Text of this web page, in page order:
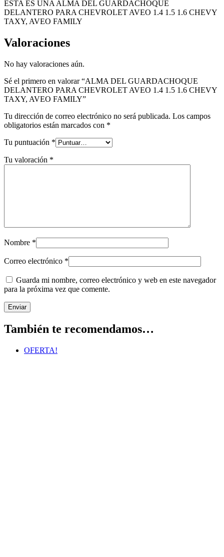
ESTA ES UNA ALMA DEL GUARDACHOQUE
DELANTERO PARA CHEVROLET AVEO 1.4 1.5 1.6 CHEVY
TAXY, AVEO FAMILY
Valoraciones
No hay valoraciones aún.
Sé el primero en valorar “ALMA DEL GUARDACHOQUE
DELANTERO PARA CHEVROLET AVEO 1.4 1.5 1.6 CHEVY
TAXY, AVEO FAMILY”
Tu dirección de correo electrónico no será publicada. Los campos
obligatorios están marcados con *
Tu puntuación *
Tu valoración *
Nombre *
Correo electrónico *
Guarda mi nombre, correo electrónico y web en este navegador
para la próxima vez que comente.
También te recomendamos…
OFERTA!